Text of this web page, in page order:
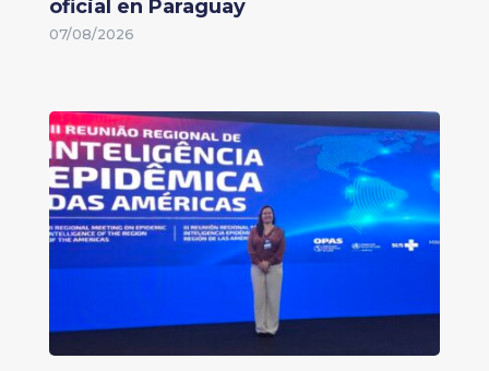
oficial en Paraguay
07/08/2026